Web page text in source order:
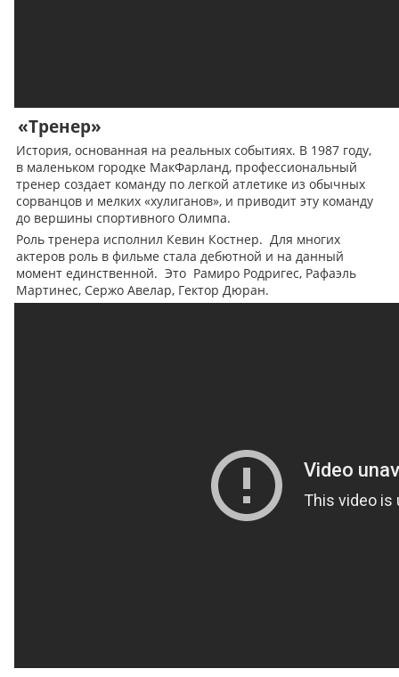
«Тренер»
История, основанная на реальных событиях. В 1987 году,
в маленьком городке МакФарланд, профессиональный
тренер создает команду по легкой атлетике из обычных
сорванцов и мелких «хулиганов», и приводит эту команду
до вершины спортивного Олимпа.
Роль тренера исполнил Кевин Костнер. Для многих
актеров роль в фильме стала дебютной и на данный
момент единственной. Это Рамиро Родригес, Рафаэль
Мартинес, Сержо Авелар, Гектор Дюран.